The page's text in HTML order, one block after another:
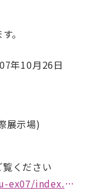
。
年10月26日
展示場)
ください
http://itpro.nikkeibp.co.jp/ev/secu-ex07/index.html